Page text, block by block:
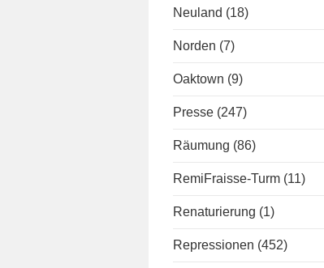
Neuland (18)
Norden (7)
Oaktown (9)
Presse (247)
Räumung (86)
RemiFraisse-Turm (11)
Renaturierung (1)
Repressionen (452)